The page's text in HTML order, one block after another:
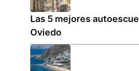
Las 5 mejores
Oviedo